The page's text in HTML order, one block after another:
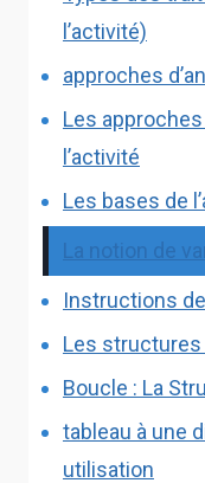
l’activité)
approches
Les
l’activité
Les bases de
La notion de
Instructions
Les
Boucle : La
tableau à une
utilisation